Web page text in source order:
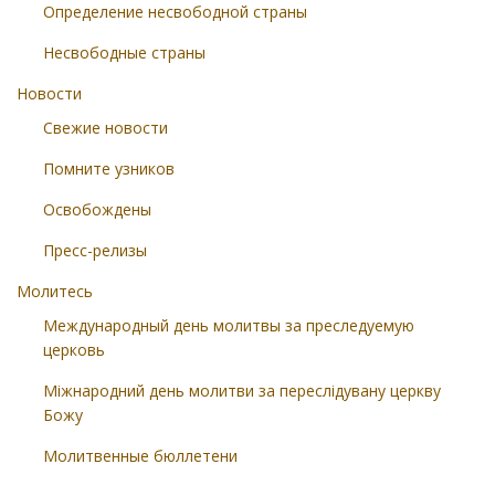
Определение несвободной страны
Несвободные страны
Новости
Свежие новости
Помните узников
Освобождены
Пресс-релизы
Молитесь
Международный день молитвы за преследуемую
церковь
Міжнародний день молитви за переслідувану церкву
Божу
Молитвенные бюллетени